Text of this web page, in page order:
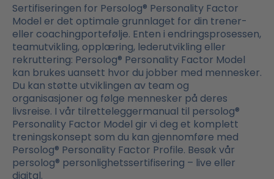
Sertifiseringen for Persolog® Personality Factor
Model er det optimale grunnlaget for din trener-
eller coachingportefølje. Enten i endringsprosessen,
teamutvikling, opplæring, lederutvikling eller
rekruttering: Persolog® Personality Factor Model
kan brukes uansett hvor du jobber med mennesker.
Du kan støtte utviklingen av team og
organisasjoner og følge mennesker på deres
livsreise. I vår tilretteleggermanual til persolog®
Personality Factor Model gir vi deg et komplett
treningskonsept som du kan gjennomføre med
Persolog® Personality Factor Profile. Besøk vår
persolog® personlighetssertifisering – live eller
digital.